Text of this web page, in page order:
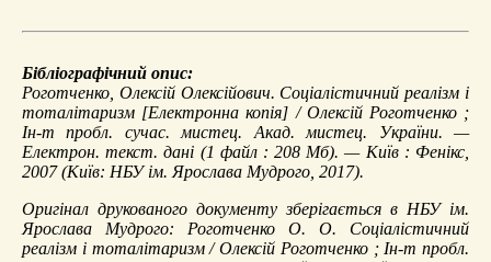
Бібліографічний опис:
Роготченко, Олексій Олексійович. Соціалістичний реалізм і
тоталітаризм [Електронна копія] / Олексій Роготченко ;
Ін-т пробл. сучас. мистец. Акад. мистец. України. —
Електрон. текст. дані (1 файл : 208 Мб). — Київ : Фенікс,
2007 (Київ: НБУ ім. Ярослава Мудрого, 2017).
Оригінал друкованого документу зберігається в НБУ ім.
Ярослава Мудрого: Роготченко О. О. Соціалістичний
реалізм і тоталітаризм / Олексій Роготченко ; Ін-т пробл.